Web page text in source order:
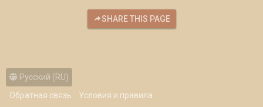
SHARE THIS PAGE
Русский (RU)
Обратная связь
Условия и правила